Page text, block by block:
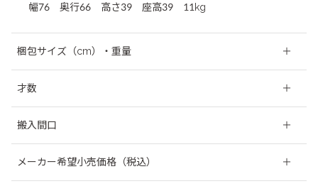
幅76 奥行66 高さ39 座高39 11kg
梱包サイズ（cm）・重量
❶：幅201 奥行95 高さ63 47.5kg
オットマン
才数
オットマン
8.06才
※才：配送業者用の体積の単位です。
搬入間口
メーカー希望小売価格（税込）